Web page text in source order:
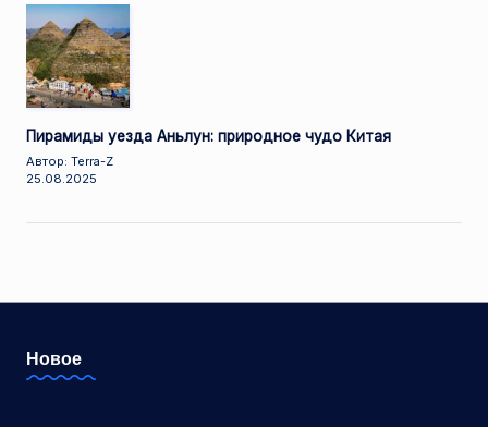
Пирамиды уезда Аньлун: природное чудо Китая
Автор: Terra-Z
25.08.2025
Новое